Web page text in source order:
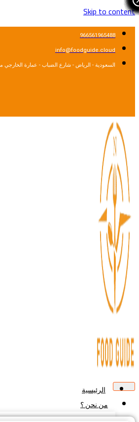
Skip to
966561965488
info@foodguide.cloud
السعودية - الرياض - شارع الضباب - عمارة الخارجي مكتب 6
الرئيسية
من نحن ؟